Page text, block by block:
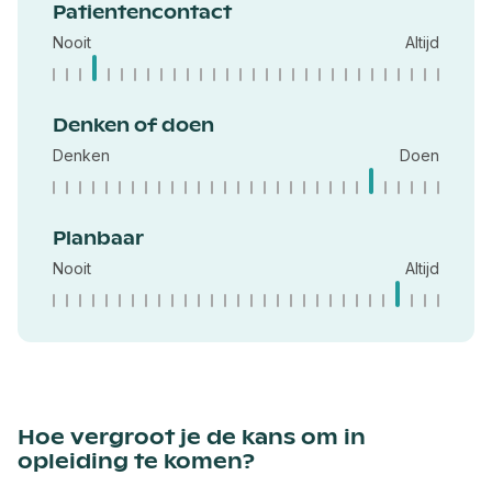
Patientencontact
Nooit Altijd
Denken of doen
Denken Doen
Planbaar
Nooit Altijd
Hoe vergroot je de kans om in
opleiding te komen?